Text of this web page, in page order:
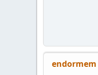
endormem